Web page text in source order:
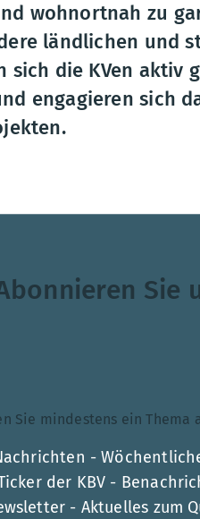
wohnortnah zu
ländlichen und
sich die KVen aktiv
engagieren sich
Sie
Sie mindestens ein Thema
-
der KBV -
- Aktuelles zum